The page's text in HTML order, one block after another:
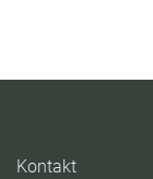
Kontakt